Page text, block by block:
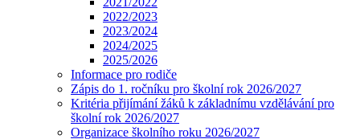
2022/2023
2023/2024
2024/2025
2025/2026
Informace pro rodiče
Zápis do 1. ročníku pro školní rok 2026/2027
Kritéria přijímání žáků k základnímu vzdělávání pro
školní rok 2026/2027
Organizace školního roku 2026/2027